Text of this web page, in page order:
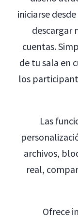
iniciarse
descargar
cuentas.
de tu sala en
los
Las
archivos,
real,
Ofrece